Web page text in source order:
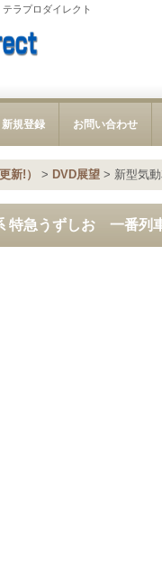
ラプロダイレクト
新規登録 お問い合わせ
新!） > DVD展望 > 新型気
特急うずしお 一番列